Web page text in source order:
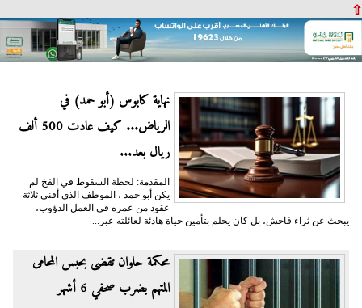
⇧
نهاية كابوس (أبو حمد) في
الرياض... كيف عادت 500 ألف
ريال بعد...
المقدمة: لحظة السقوط في الفخ لم
يكن أبو حمد ، الموظف الذي أفنى ثلاثة
عقود من عمره في العمل الدؤوب،
يبحث عن ثراء فاحش، بل كان يحلم بتأمين حياة هادئة لعائلته عبر...
محكمة حلوان تقضى بحبس المحامى
المتهم بضرب صحفي 6 أشهر